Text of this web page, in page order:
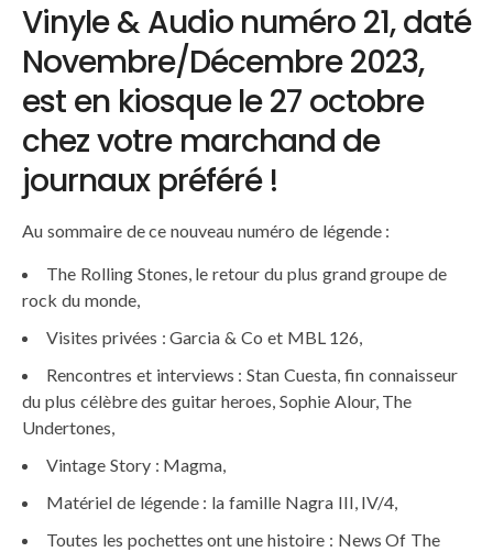
Vinyle & Audio numéro 21, daté
Novembre/Décembre 2023,
est en kiosque le 27 octobre
chez votre marchand de
journaux préféré !
Au sommaire de ce nouveau numéro de légende :
The Rolling Stones, le retour du plus grand groupe de
rock du monde,
Visites privées : Garcia & Co et MBL 126,
Rencontres et interviews : Stan Cuesta, fin connaisseur
du plus célèbre des guitar heroes, Sophie Alour, The
Undertones,
Vintage Story : Magma,
Matériel de légende : la famille Nagra III, IV/4,
Toutes les pochettes ont une histoire : News Of The